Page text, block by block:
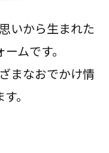
いから生まれた
ムです。
まなおでかけ情
。